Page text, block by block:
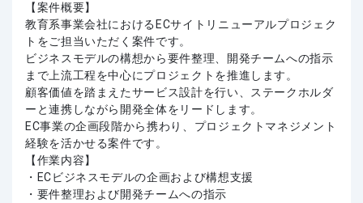
【案件概要】
教育系事業会社におけるECサイトリニューアルプロジェク
トをご担当いただく案件です。
ビジネスモデルの構想から要件整理、開発チームへの指示
まで上流工程を中心にプロジェクトを推進します。
顧客価値を踏まえたサービス設計を行い、ステークホルダ
ーと連携しながら開発全体をリードします。
EC事業の企画段階から携わり、プロジェクトマネジメント
経験を活かせる案件です。
【作業内容】
・ECビジネスモデルの企画および構想支援
・要件整理および開発チームへの指示